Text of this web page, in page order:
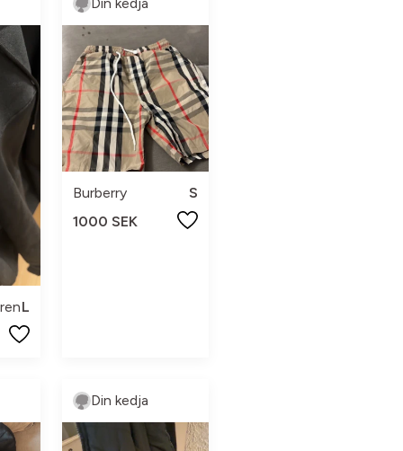
L
Burberry
S
1000 SEK
Din kedja